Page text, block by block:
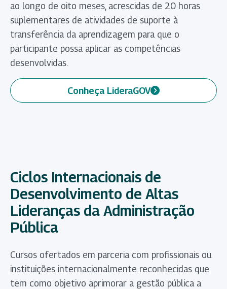
ao longo de oito meses, acrescidas de 20 horas
suplementares de atividades de suporte à
transferência da aprendizagem para que o
participante possa aplicar as competências
desenvolvidas.
Conheça LideraGOV
(abre em nova aba)
Ciclos Internacionais de
Desenvolvimento de Altas
Lideranças da Administração
Pública
Cursos ofertados em parceria com profissionais ou
instituições internacionalmente reconhecidas que
tem como objetivo aprimorar a gestão pública a